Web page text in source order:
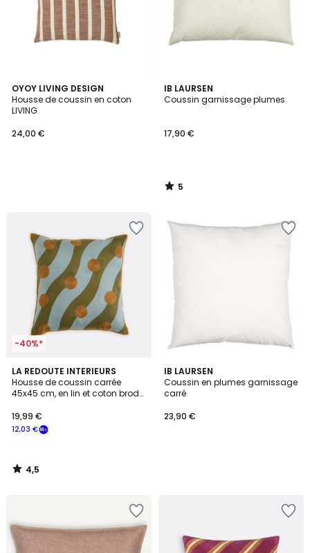
OYOY LIVING DESIGN
Housse de coussin en coton
LIVING
24,00 €
IB LAURSEN
Coussin garnissage plumes
17,90 €
5
/
5
/
-40%*
LA REDOUTE INTERIEURS
Housse de coussin carrée
45x45 cm, en lin et coton brodé,
12,03 €
19,99 €
4,5
/ 5
4,5
/
IB LAURSEN
Coussin en plumes garnissage
carré
23,90 €